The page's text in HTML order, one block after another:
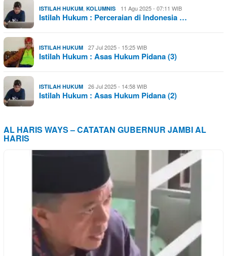
ISTILAH HUKUM, KOLUMNIS 11 Agu 2025 - 07:11 WIB
Istilah Hukum : Perceraian di Indonesia …
ISTILAH HUKUM 27 Jul 2025 - 15:25 WIB
Istilah Hukum : Asas Hukum Pidana (3)
ISTILAH HUKUM 26 Jul 2025 - 14:58 WIB
Istilah Hukum : Asas Hukum Pidana (2)
AL HARIS WAYS – CATATAN GUBERNUR JAMBI AL
HARIS